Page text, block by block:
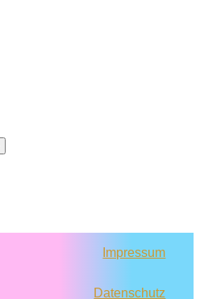
Impressum
Datenschutz